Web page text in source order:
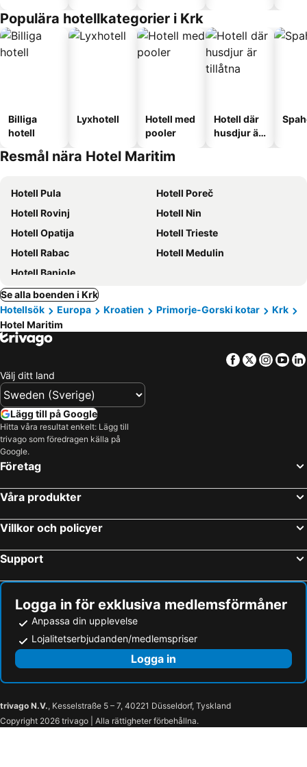
Populära hotellkategorier i Krk
Billiga
hotell
Lyxhotell
Hotell med
pooler
Hotell där
husdjur är
Resmål nära Hotel Maritim
Hotell Pula
Hotell Poreč
Hotell Rovinj
Hotell Nin
Hotell Opatija
Hotell Trieste
Hotell Rabac
Hotell Medulin
Hotell Banjole
Se alla boenden i Krk
Hotellsök
Europa Kroatien Primorje-Gorski kotar
Krk
Hotel Maritim
Facebook
Twitter
Välj ditt land
Lägg till på Google
Hitta våra resultat enkelt: Lägg till
trivago som föredragen källa på
Google.
Företag
Våra produkter
Villkor och policyer
Support
Logga in för exklusiva medlemsförmåner
Anpassa din upplevelse
Lojalitetserbjudanden/medlemspriser
Logga in
trivago N.V., Kesselstraße 5 – 7, 40221 Düsseldorf, Tyskland
Copyright 2026 trivago | Alla rättigheter förbehållna.